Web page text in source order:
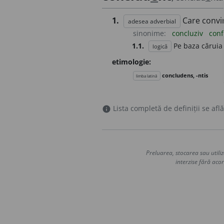
1. adesea adverbial Care
sinonime: concluziv
1.1.
logică
Pe baza
etimologie:
limba latină concludens, -ntis
info Lista completă de definiții se
Preluarea, stocarea sau
interzise fără